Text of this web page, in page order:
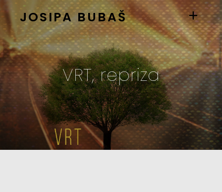
JOSIPA BUBAŠ
VRT, repriza